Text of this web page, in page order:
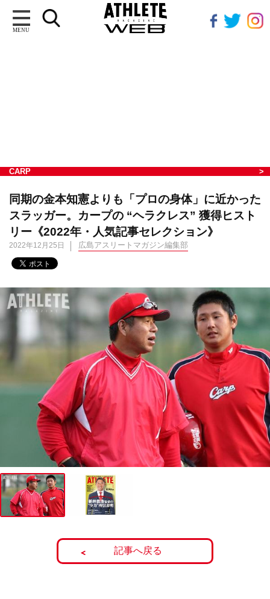
MENU
CARP
同期の金本知憲よりも「プロの身体」に近かった
スラッガー。カープの “ヘラクレス” 獲得ヒスト
リー《2022年・人気記事セレクション》
2022年12月25日 広島アスリートマガジン編集部
記事へ戻る